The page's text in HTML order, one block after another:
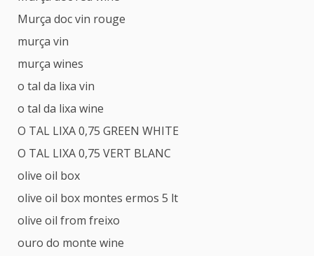
Murça doc vin rouge
murça vin
murça wines
o tal da lixa vin
o tal da lixa wine
O TAL LIXA 0,75 GREEN WHITE
O TAL LIXA 0,75 VERT BLANC
olive oil box
olive oil box montes ermos 5 lt
olive oil from freixo
ouro do monte wine